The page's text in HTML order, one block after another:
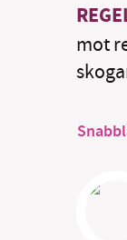
mot